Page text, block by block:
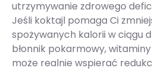
utrzymywanie zdrowego
Jeśli koktajl pomaga Ci
spożywanych kalorii w ciągu
błonnik pokarmowy,
może realnie wspierać